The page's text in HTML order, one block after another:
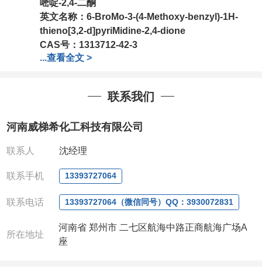
嘧啶-2,4-二酮
英文名称： 6-BroMo-3-(4-Methoxy-benzyl)-1H-
thieno[3,2-d]pyriMidine-2,4-dione
CAS号： 1313712-42-3
分子式：C14H11BrN2O3S
;1g;2.5g ;5g ;10g可根据客户需求进行分装
作中有用到的试剂,欢迎前来询购,如若出现质量问题,
63377391/13393727064
QQ:3930072831
:13393727064
联系人: 沈晓东(欢迎致电,或QQ、微信联系)
...查看全文 >
联系我们
河南威梯希化工科技有限公司
联系人 沈经理
联系手机 13393727064
联系电话 13393727064（微信同号）QQ：3930072831
所在地址
河南省 郑州市 二七区航海中路正商航海广场A
座